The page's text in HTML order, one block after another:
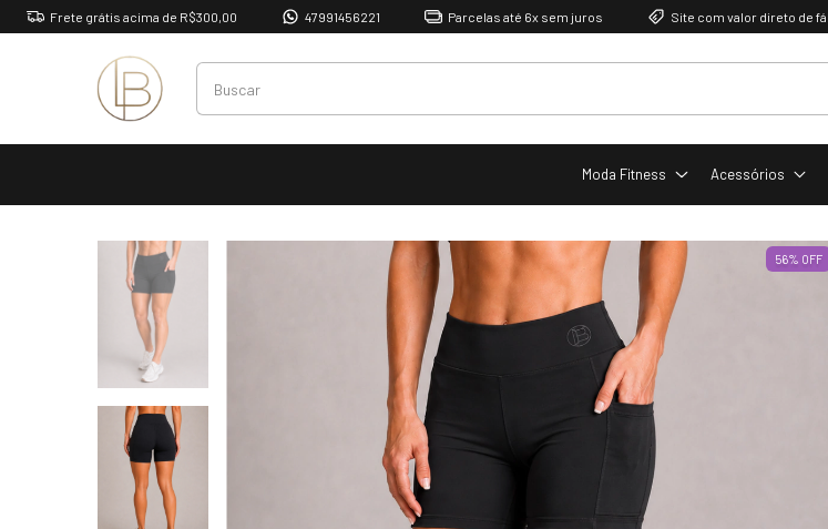
Frete grátis acima de R$300,00 47991456221 Parcelas até 6x sem juros Site com valor direto de fábrica
Moda Fitness Acessórios
56% OFF